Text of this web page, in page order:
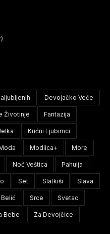
Devojačko Veče
Životinje Fantazija
Kućni Ljubimci
Modlica+ More
Noć Veštica Pahulja
Set Slatkiši Slava
Srce Svetac
Bebe Za Devojčice